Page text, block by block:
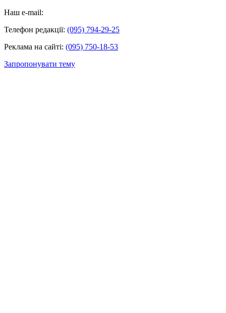
Наш e-mail:
Телефон редакції: (095) 794-29-25
Реклама на сайті: (095) 750-18-53
Запропонувати тему